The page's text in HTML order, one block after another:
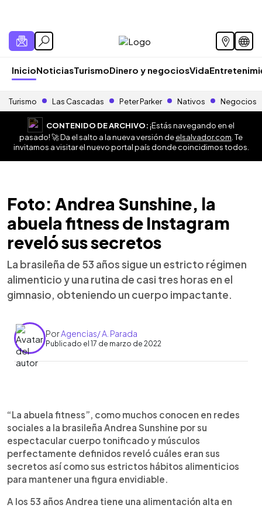
InicioNoticiasTurismoDinero y negociosVida
Turismo Las Cascadas Peter Parker Nativos Negocios
CONTENIDO DE ARCHIVO:¡Estás navegando en el
pasado! 🚀 Da el salto a la nueva versión deelsalvador.com . Te
invitamos a visitar el nuevo portal país donde coincidimos todos.
Foto: Andrea Sunshine, la
abuela fitness de Instagram
reveló sus secretos
La brasileña de 53 años sigue un estricto régimen
alimenticio y una rutina de casi tres horas en el
gimnasio, obteniendo un cuerpo impactante.
PorAgencias/ A. Parada
Publicado el 17 de marzo de 2022
Escuchar artículo
“La abuela fitness”, como muchos conocen en redes
sociales a la brasileña Andrea Sunshine por su
espectacular cuerpo tonificado y músculos
perfectamente definidos reveló cuáles eran sus
secretos así como sus estrictos hábitos alimenticios
para mantener una figura envidiable.
A los 53 años Andrea tiene una alimentación alta en